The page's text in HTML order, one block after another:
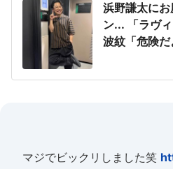
浜野謙太に
ン... 「ラヴ
波紋「危険
マジでビックリしました笑